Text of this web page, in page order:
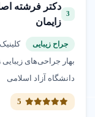
3
دکتر فرشته
زایمان
جراح زیبایی
بهار جراحی‌های
دانشگاه آزاد اسلامی